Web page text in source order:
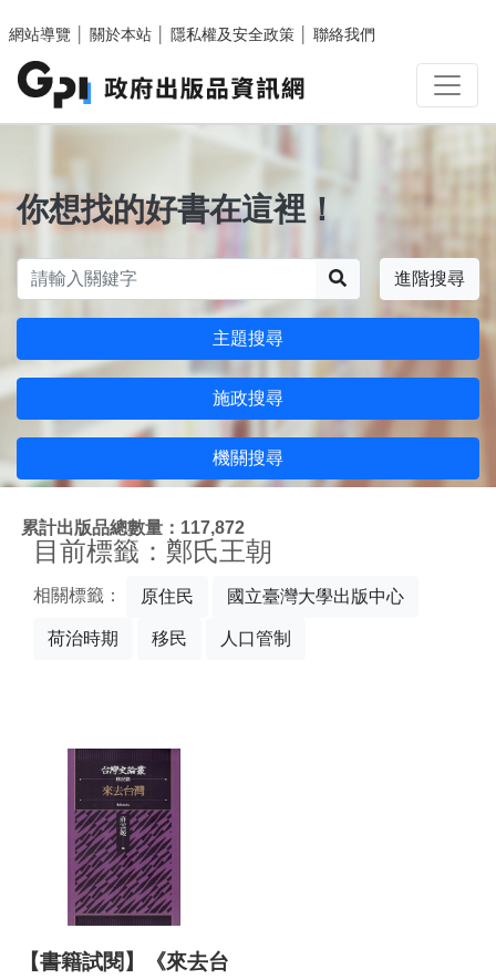
網站導覽
關於本站 隱私權及安全政策 聯絡我們
你想找的好書在這裡！
進階搜尋
主題搜尋
施政搜尋
機關搜尋
累計出版品總數量：117,872
目前標籤：鄭氏王朝
相關標籤： 原住民 國立臺灣大學出版中心
荷治時期 移民 人口管制
【書籍試閱】《來去台